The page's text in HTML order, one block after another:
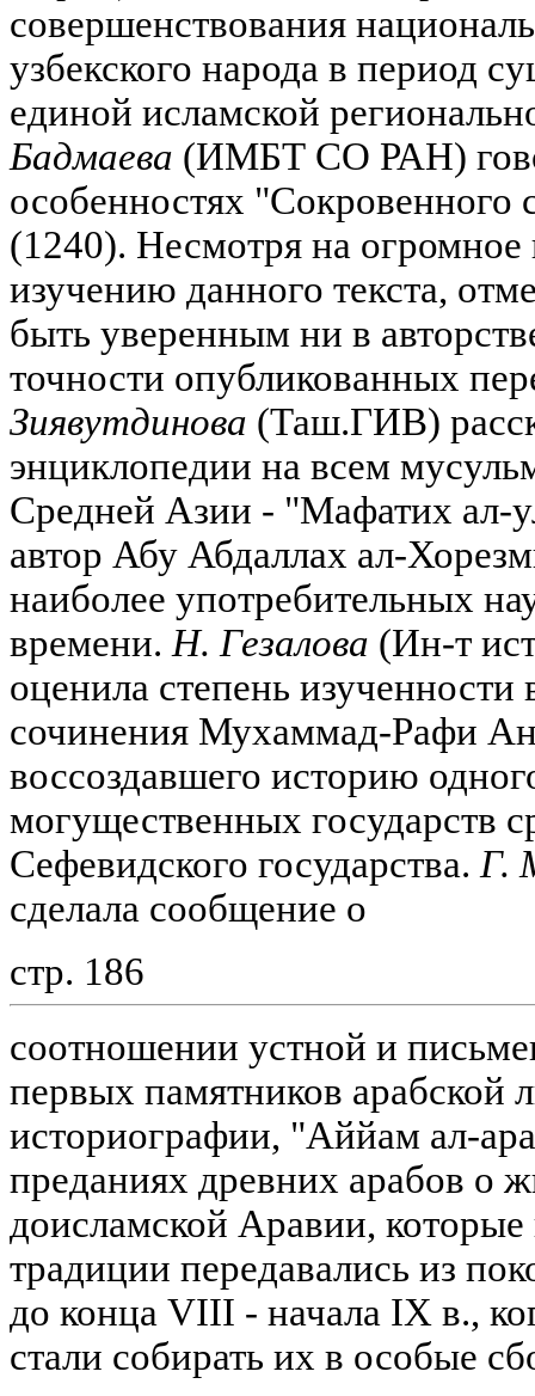
совершенствования
узбекского народа в период
единой исламской
Бадмаева (ИМБТ СО РАН)
особенностях "Сокровенного
(1240). Несмотря на огромное
изучению данного текста,
быть уверенным ни в
точности опубликованных
Зиявутдинова (Таш.ГИВ)
энциклопедии на всем
Средней Азии - "Мафатих ал-
автор Абу Абдаллах ал-
наиболее употребительных
времени. Н. Гезалова (Ин-т
оценила степень
сочинения Мухаммад-Рафи
воссоздавшего историю
могущественных государств
Сефевидского государства. Г.
сделала сообщение о
стр. 186
соотношении устной и
первых памятников арабской
историографии, "Аййам ал-
преданиях древних арабов о
доисламской Аравии, которые
традиции передавались из
до конца VIII - начала IX в.,
стали собирать их в особые